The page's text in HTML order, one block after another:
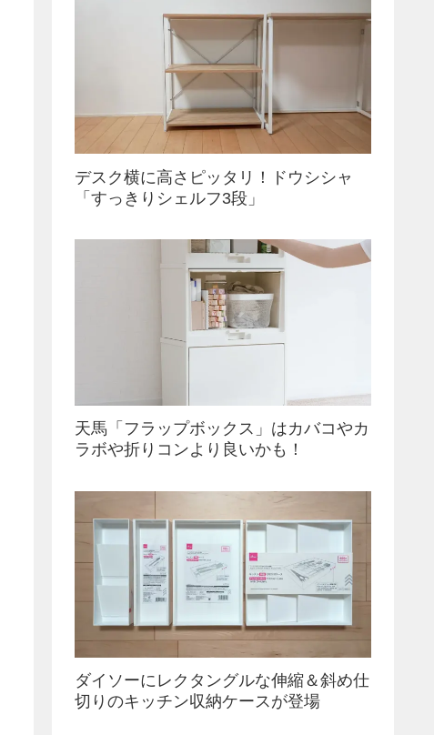
デスク横に高さピッタリ！ドウシシャ
「すっきりシェルフ3段」
天馬「フラップボックス」はカバコやカ
ラボや折りコンより良いかも！
ダイソーにレクタングルな伸縮＆斜め仕
切りのキッチン収納ケースが登場